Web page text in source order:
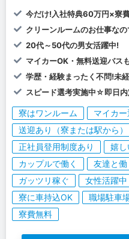
今だけ!入社特典60万円×寮
クリーンルームのお仕事なの
20代～50代の男女活躍中!
マイカーOK・無料送迎バス
学歴・経験まったく不問!未
スピード選考実施中☆即日内
寮はワンルーム
マイカ
送迎あり（寮または駅から）
正社員登用制度あり
嬉し
カップルで働く
友達と働
ガッツリ稼ぐ
女性活躍中
寮に車持込OK
職場駐車
寮費無料